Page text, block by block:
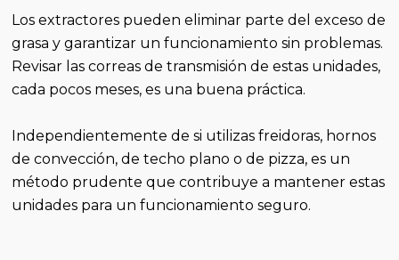
Los extractores pueden eliminar parte del exceso de
grasa y garantizar un funcionamiento sin problemas.
Revisar las correas de transmisión de estas unidades,
cada pocos meses, es una buena práctica.
Independientemente de si utilizas freidoras, hornos
de convección, de techo plano o de pizza, es un
método prudente que contribuye a mantener estas
unidades para un funcionamiento seguro.